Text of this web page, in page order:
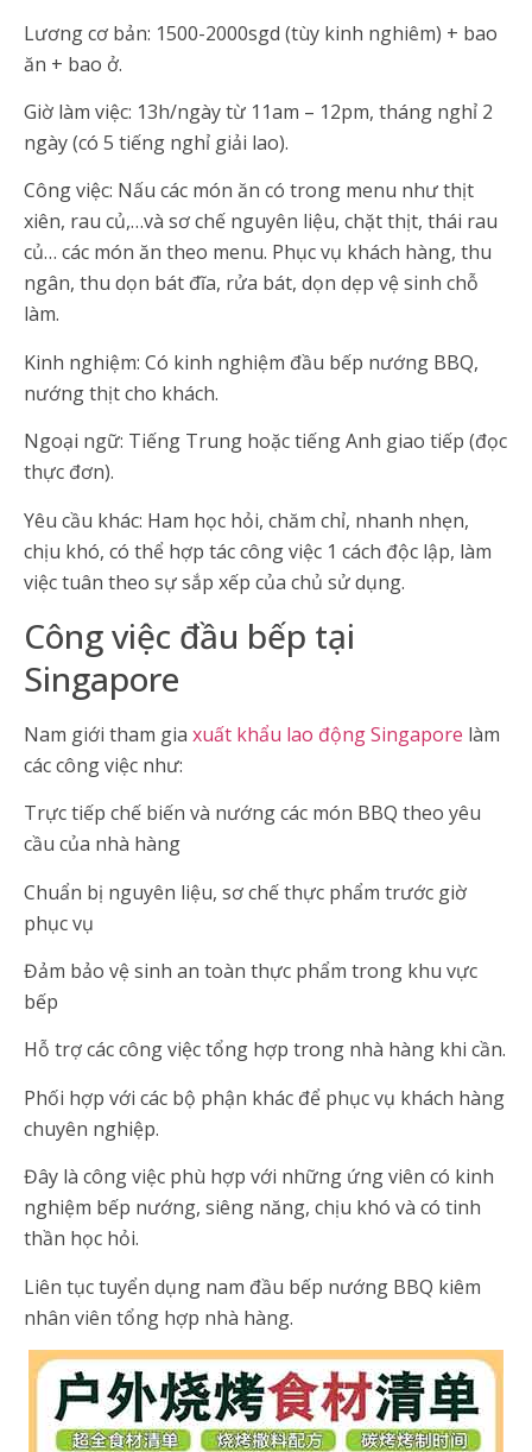
Lương cơ bản: 1500-2000sgd (tùy kinh nghiêm) + bao
ăn + bao ở.
Giờ làm việc: 13h/ngày từ 11am – 12pm, tháng nghỉ 2
ngày (có 5 tiếng nghỉ giải lao).
Công việc: Nấu các món ăn có trong menu như thịt
xiên, rau củ,…và sơ chế nguyên liệu, chặt thịt, thái rau
củ… các món ăn theo menu. Phục vụ khách hàng, thu
ngân, thu dọn bát đĩa, rửa bát, dọn dẹp vệ sinh chỗ
làm.
Kinh nghiệm: Có kinh nghiệm đầu bếp nướng BBQ,
nướng thịt cho khách.
Ngoại ngữ: Tiếng Trung hoặc tiếng Anh giao tiếp (đọc
thực đơn).
Yêu cầu khác: Ham học hỏi, chăm chỉ, nhanh nhẹn,
chịu khó, có thể hợp tác công việc 1 cách độc lập, làm
việc tuân theo sự sắp xếp của chủ sử dụng.
Công việc đầu bếp tại
Singapore
Nam giới tham gia xuất khẩu lao động Singapore làm
các công việc như:
Trực tiếp chế biến và nướng các món BBQ theo yêu
cầu của nhà hàng
Chuẩn bị nguyên liệu, sơ chế thực phẩm trước giờ
phục vụ
Đảm bảo vệ sinh an toàn thực phẩm trong khu vực
bếp
Hỗ trợ các công việc tổng hợp trong nhà hàng khi cần.
Phối hợp với các bộ phận khác để phục vụ khách hàng
chuyên nghiệp.
Đây là công việc phù hợp với những ứng viên có kinh
nghiệm bếp nướng, siêng năng, chịu khó và có tinh
thần học hỏi.
Liên tục tuyển dụng nam đầu bếp nướng BBQ kiêm
nhân viên tổng hợp nhà hàng.